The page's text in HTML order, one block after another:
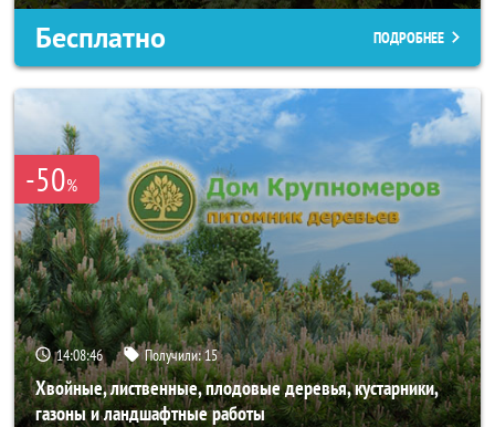
Бесплатно ПОДРОБНЕЕ
-50%
14:08:43 Получили:15
Хвойные, лиственные, плодовые деревья, кустарники,
газоны и ландшафтные работы